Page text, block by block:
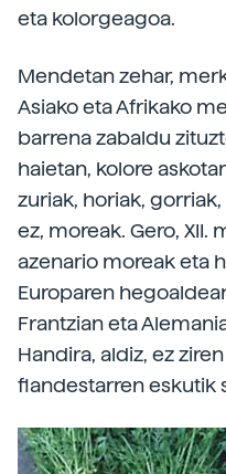
eta kolorgeagoa.
Mendetan zehar,
Asiako eta Afrikako
barrena zabaldu
haietan, kolore
zuriak, horiak,
ez, moreak. Gero, XII.
azenario moreak eta
Europaren
Frantzian eta
Handira, aldiz, ez
flandestarren eskutik